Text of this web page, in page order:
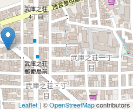
Leaflet | ©OpenStreetMapcontributors